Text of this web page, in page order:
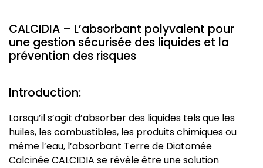
CALCIDIA – L’absorbant polyvalent pour
une gestion sécurisée des liquides et la
prévention des risques
Introduction:
Lorsqu’il s’agit d’absorber des liquides tels que les
huiles, les combustibles, les produits chimiques ou
même l’eau, l’absorbant Terre de Diatomée
Calcinée CALCIDIA se révèle être une solution